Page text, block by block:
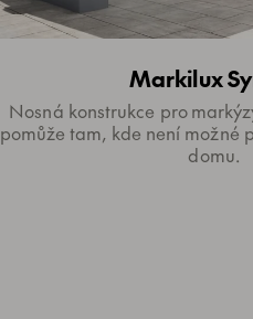
Markilux
Nosná konstrukce pro
pomůže tam, kde není možné
domu.